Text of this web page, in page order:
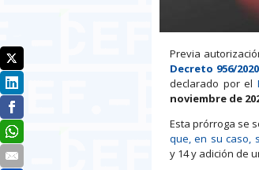
Previa
Decreto 956/
declarado por el
noviembre de
Esta prórroga se
que, en su caso,
y 14 y adición de